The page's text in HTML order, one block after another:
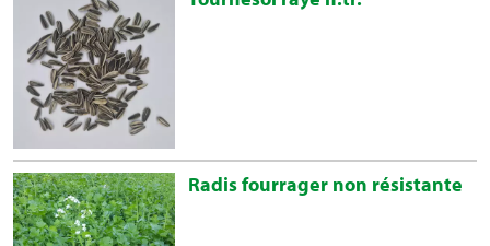
Radis fourrager non résistante